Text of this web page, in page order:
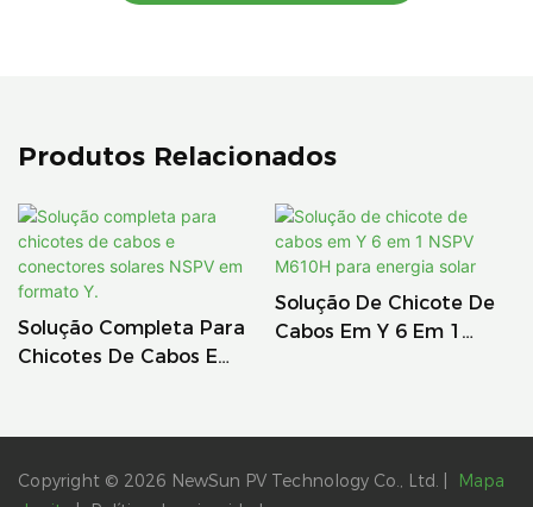
Produtos Relacionados
Solução Completa Para
Chicotes De Cabos E
Solução De Chicote De
Cabos Em Y 6 Em 1
Copyright © 2026 NewSun PV Technology Co., Ltd. |
Mapa